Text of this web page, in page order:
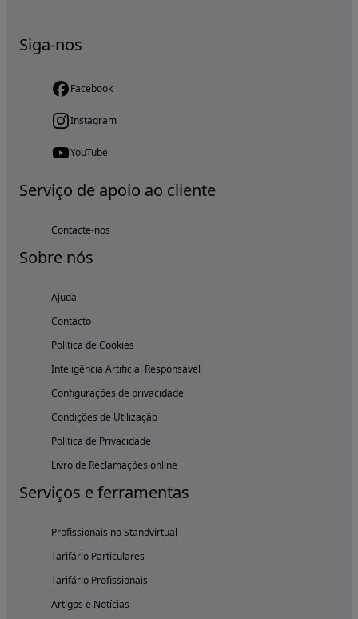
Siga-nos
Facebook
Instagram
YouTube
Serviço de apoio ao cliente
Contacte-nos
Sobre nós
Ajuda
Contacto
Política de Cookies
Inteligência Artificial Responsável
Configurações de privacidade
Condições de Utilização
Política de Privacidade
Livro de Reclamações online
Serviços e ferramentas
Profissionais no Standvirtual
Tarifário Particulares
Tarifário Profissionais
Artigos e Notícias